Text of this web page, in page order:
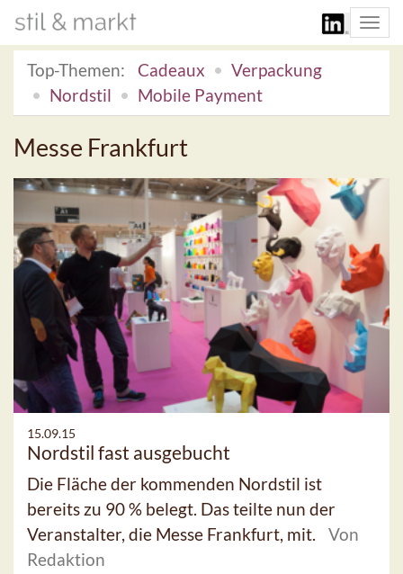
Top-Themen:
Cadeaux
Verpackung
Nordstil
Mobile Payment
Messe Frankfurt
15.09.15
Nordstil fast ausgebucht
Die Fläche der kommenden Nordstil ist
bereits zu 90 % belegt. Das teilte nun der
Veranstalter, die Messe Frankfurt, mit.
Von
Redaktion